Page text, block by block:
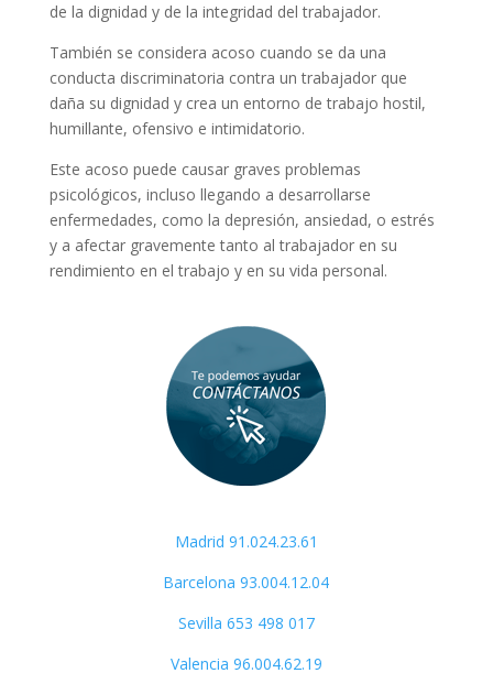
de la dignidad y de la integridad del trabajador.
También se considera acoso cuando se da una
conducta discriminatoria contra un trabajador que
daña su dignidad y crea un entorno de trabajo hostil,
humillante, ofensivo e intimidatorio.
Este acoso puede causar graves problemas
psicológicos, incluso llegando a desarrollarse
enfermedades, como la depresión, ansiedad, o estrés
y a afectar gravemente tanto al trabajador en su
rendimiento en el trabajo y en su vida personal.
Madrid 91.024.23.61
Barcelona 93.004.12.04
Sevilla 653 498 017
Valencia 96.004.62.19